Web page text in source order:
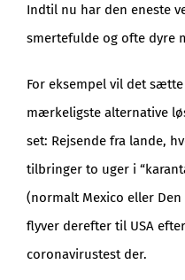
Indtil nu har den eneste
smertefulde og ofte dyre
For eksempel vil det sætte
mærkeligste alternative
set: Rejsende fra lande,
tilbringer to uger i
(normalt Mexico eller
flyver derefter til USA
coronavirustest der.